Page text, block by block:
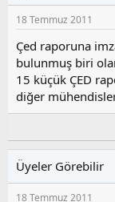
18 Temmuz 2011
Çed raporuna
bulunmuş biri
15 küçük ÇED
diğer
Üyeler Görebilir
18 Temmuz 2011